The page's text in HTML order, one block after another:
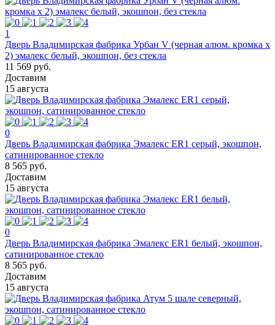
1
Дверь Владимирская фабрика Урбан V (черная алюм. кромка х
2) эмалекс белый, экошпон, без стекла
11 569 руб.
Доставим
15 августа
0
Дверь Владимирская фабрика Эмалекс ER1 серый, экошпон,
сатинированное стекло
8 565 руб.
Доставим
15 августа
0
Дверь Владимирская фабрика Эмалекс ER1 белый, экошпон,
сатинированное стекло
8 565 руб.
Доставим
15 августа